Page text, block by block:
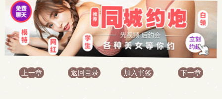
上一章 返回目录 加入书签 下一章